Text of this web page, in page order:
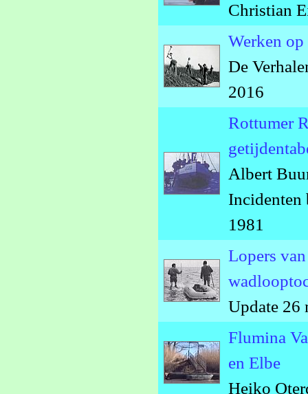
Christian
Werken
De
2016
Rottumer
Albert
Incidenten
1981
Lopers
Update 26
Flumina
en Elbe
Heiko